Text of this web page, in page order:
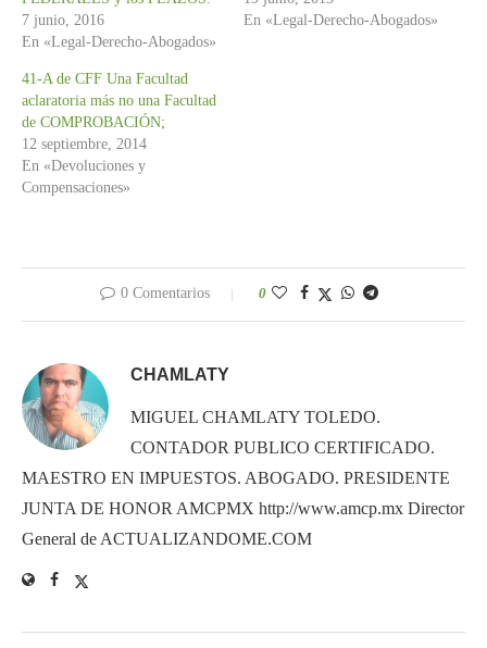
7 junio, 2016
En «Legal-Derecho-Abogados»
En «Legal-Derecho-Abogados»
41-A de CFF Una Facultad
aclaratoria más no una Facultad
de COMPROBACIÓN;
12 septiembre, 2014
En «Devoluciones y
Compensaciones»
0 Comentarios 0
CHAMLATY
MIGUEL CHAMLATY TOLEDO.
CONTADOR PUBLICO CERTIFICADO.
MAESTRO EN IMPUESTOS. ABOGADO. PRESIDENTE
JUNTA DE HONOR AMCPMX http://www.amcp.mx Director
General de ACTUALIZANDOME.COM